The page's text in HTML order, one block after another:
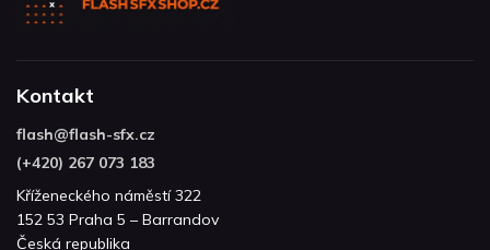
Kontakt
flash@flash-sfx.cz
(+420) 267 073 183
Kříženeckého náměstí 322
152 53 Praha 5 – Barrandov
Česká republika